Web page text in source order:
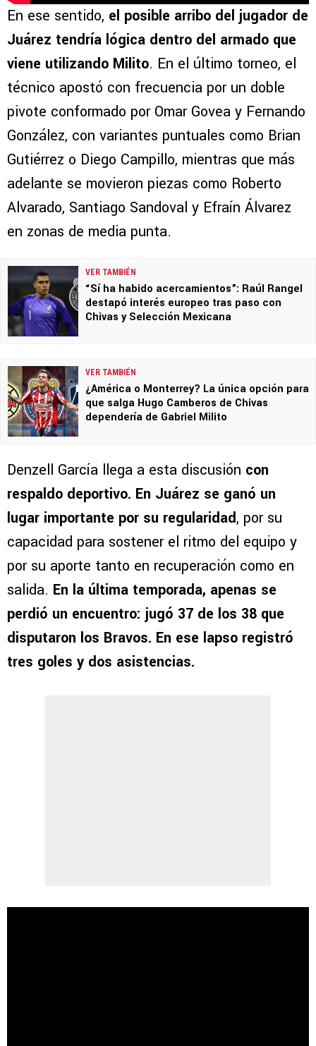
En ese sentido, el posible arribo del jugador de
Juárez tendría lógica dentro del armado que
viene utilizando Milito. En el último torneo, el
técnico apostó con frecuencia por un doble
pivote conformado por Omar Govea y Fernando
González, con variantes puntuales como Brian
Gutiérrez o Diego Campillo, mientras que más
adelante se movieron piezas como Roberto
Alvarado, Santiago Sandoval y Efraín Álvarez
en zonas de media punta.
VER TAMBIÉN
“Sí ha habido acercamientos”: Raúl Rangel
destapó interés europeo tras paso con
Chivas y Selección Mexicana
VER TAMBIÉN
¿América o Monterrey? La única opción para
que salga Hugo Camberos de Chivas
dependería de Gabriel Milito
Denzell García llega a esta discusión con
respaldo deportivo. En Juárez se ganó un
lugar importante por su regularidad, por su
capacidad para sostener el ritmo del equipo y
por su aporte tanto en recuperación como en
salida. En la última temporada, apenas se
perdió un encuentro: jugó 37 de los 38 que
disputaron los Bravos. En ese lapso registró
tres goles y dos asistencias.